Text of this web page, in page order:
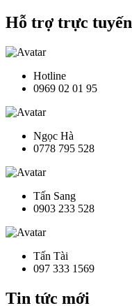
Hỗ trợ trực tuyến
Hotline
0969 02 01 95
Ngọc Hà
0778 795 528
Tấn Sang
0903 233 528
Tấn Tài
097 333 1569
Tin tức mới